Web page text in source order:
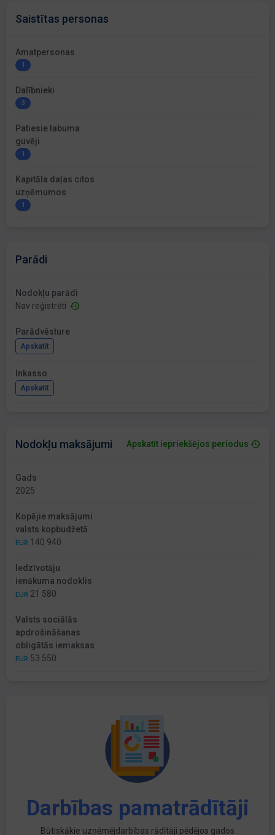
Saistītas personas
Amatpersonas
1
Dalībnieki
3
Patiesie labuma
guvēji
1
Kapitāla daļas citos
uzņēmumos
1
Parādi
Nodokļu parādi
Nav reģistrēti
Parādvēsture
Apskatīt
Inkasso
Apskatīt
Nodokļu maksājumi Apskatīt iepriekšējos periodus
Gads
2025
Kopējie maksājumi
valsts kopbudžetā
EUR 140 940
Iedzīvotāju
ienākuma nodoklis
EUR 21 580
Valsts sociālās
apdrošināšanas
obligātās iemaksas
EUR 53 550
Darbības pamatrādītāji
Būtiskākie uzņēmējdarbības rādītāji pēdējos gados